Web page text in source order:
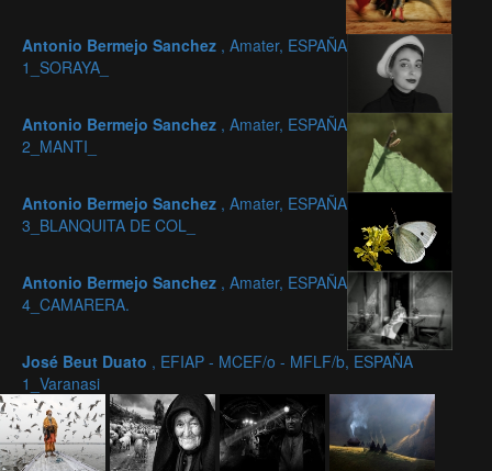
Antonio Bermejo Sanchez , Amater, ESPAÑA
1_SORAYA_
Antonio Bermejo Sanchez , Amater, ESPAÑA
2_MANTI_
Antonio Bermejo Sanchez , Amater, ESPAÑA
3_BLANQUITA DE COL_
Antonio Bermejo Sanchez , Amater, ESPAÑA
4_CAMARERA.
José Beut Duato , EFIAP - MCEF/o - MFLF/b, ESPAÑA
1_Varanasi